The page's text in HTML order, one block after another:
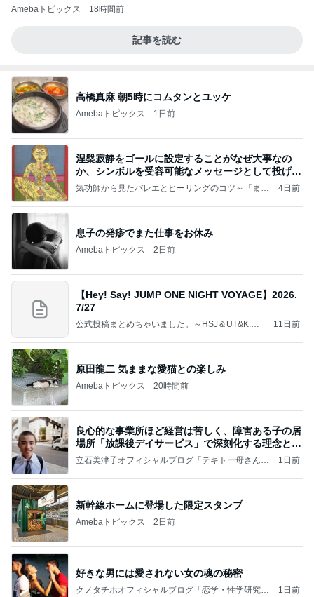
Amebaトピックス 18時間前
記事を読む
高橋真麻 朝5時にコムタンとユッケ
Amebaトピックス 1日前
涅槃寂静をゴールに設定することがなぜ大事なの
か、シンボルを受容可能なメッセージとして投げる
ことが
気功師から見たバレエとヒーリングのコツ～「まと
4日前
息子の発疹でまた仕事をお休み
Amebaトピックス 2日前
【Hey! Say! JUMP ONE NIGHT VOYAGE】2026.
7/27
公式投稿まとめちゃいました。～HSJ＆UT&K.O.
11日前
原田龍二 気ままな愛猫との楽しみ
Amebaトピックス 20時間前
良心的な事業所ほど経営は苦しく、障害ある子の居
場所「放課後デイサービス」で深刻化する理念と現
実の
立石美津子オフィシャルブログ「テキトー母さんの
1日前
新幹線ホームに登場した限定スタンプ
Amebaトピックス 2日前
好きな男には愛されない女の魂の秘密
クノタチホオフィシャルブログ「恋学・性学研究
1日前